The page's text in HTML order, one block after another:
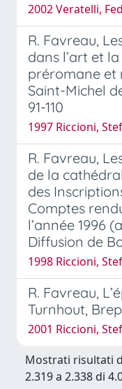
2002 Veratelli,
R. Favreau,
dans l’art et
préromane et
Saint-Michel
91-110
1997 Riccioni,
R. Favreau,
de la
des
Comptes
l’année 1996
Diffusion de
1998 Riccioni,
R. Favreau,
Turnhout,
2001 Riccioni,
Mostrati risultati
2.319 a 2.338 di